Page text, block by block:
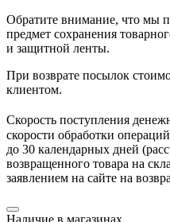
Обратите внимание, что мы
предмет сохранения
и защитной ленты.
При возврате посылок
клиентом.
Скорость поступления
скорости обработки
до 30 календарных дней
возвращенного товара на
заявлением на сайте на
Наличие в магазинах